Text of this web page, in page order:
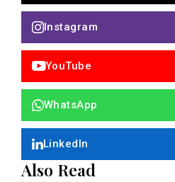
Instagram
YouTube
WhatsApp
LinkedIn
Also Read